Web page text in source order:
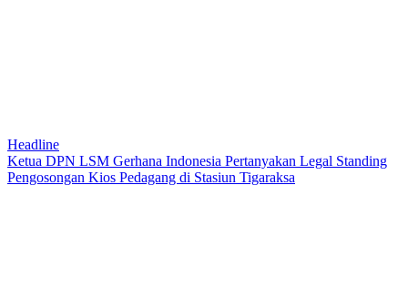
Headline
Ketua DPN LSM Gerhana Indonesia Pertanyakan Legal Standing
Pengosongan Kios Pedagang di Stasiun Tigaraksa